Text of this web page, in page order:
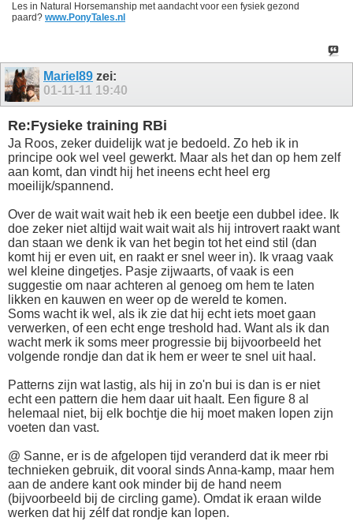
Les in Natural Horsemanship met aandacht voor een fysiek gezond
paard? www.PonyTales.nl
Mariel89 zei:
01-11-11 19:40
Re:Fysieke training RBi
Ja Roos, zeker duidelijk wat je bedoeld. Zo heb ik in
principe ook wel veel gewerkt. Maar als het dan op hem zelf
aan komt, dan vindt hij het ineens echt heel erg
moeilijk/spannend.
Over de wait wait wait heb ik een beetje een dubbel idee. Ik
doe zeker niet altijd wait wait wait als hij introvert raakt want
dan staan we denk ik van het begin tot het eind stil (dan
komt hij er even uit, en raakt er snel weer in). Ik vraag vaak
wel kleine dingetjes. Pasje zijwaarts, of vaak is een
suggestie om naar achteren al genoeg om hem te laten
likken en kauwen en weer op de wereld te komen.
Soms wacht ik wel, als ik zie dat hij echt iets moet gaan
verwerken, of een echt enge treshold had. Want als ik dan
wacht merk ik soms meer progressie bij bijvoorbeeld het
volgende rondje dan dat ik hem er weer te snel uit haal.
Patterns zijn wat lastig, als hij in zo'n bui is dan is er niet
echt een pattern die hem daar uit haalt. Een figure 8 al
helemaal niet, bij elk bochtje die hij moet maken lopen zijn
voeten dan vast.
@ Sanne, er is de afgelopen tijd veranderd dat ik meer rbi
technieken gebruik, dit vooral sinds Anna-kamp, maar hem
aan de andere kant ook minder bij de hand neem
(bijvoorbeeld bij de circling game). Omdat ik eraan wilde
werken dat hij zélf dat rondje kan lopen.